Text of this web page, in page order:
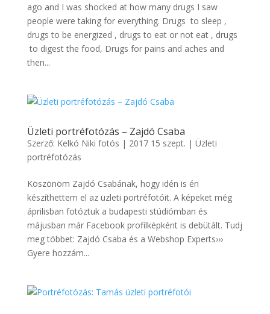
ago and I was shocked at how many drugs I saw
people were taking for everything. Drugs to sleep ,
drugs to be energized , drugs to eat or not eat , drugs
to digest the food, Drugs for pains and aches and
then...
Üzleti portréfotózás – Zajdó Csaba
Szerző: Kelkó Niki fotós | 2017 15 szept. | Üzleti
portréfotózás
Köszönöm Zajdó Csabának, hogy idén is én
készíthettem el az üzleti portréfotóit. A képeket még
áprilisban fotóztuk a budapesti stúdiómban és
májusban már Facebook profilképként is debütált. Tudj
meg többet: Zajdó Csaba és a Webshop Experts›››
Gyere hozzám...